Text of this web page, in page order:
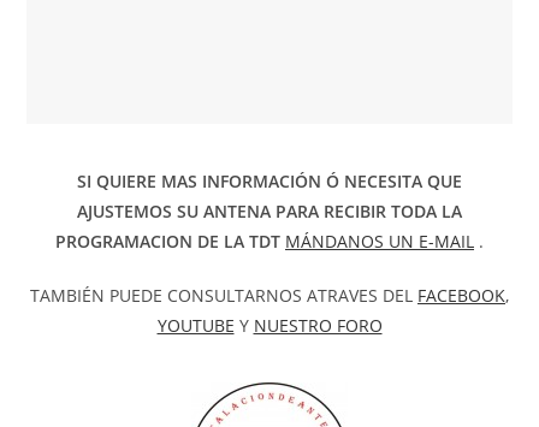
SI QUIERE MAS INFORMACIÓN Ó NECESITA QUE
AJUSTEMOS SU ANTENA PARA RECIBIR TODA LA
PROGRAMACION DE LA TDT MÁNDANOS UN E-MAIL .
TAMBIÉN PUEDE CONSULTARNOS ATRAVES DEL FACEBOOK,
YOUTUBE Y NUESTRO FORO